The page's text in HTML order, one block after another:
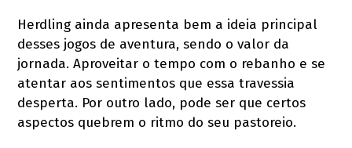
Herdling ainda apresenta bem a ideia principal
desses jogos de aventura, sendo o valor da
jornada. Aproveitar o tempo com o rebanho e se
atentar aos sentimentos que essa travessia
desperta. Por outro lado, pode ser que certos
aspectos quebrem o ritmo do seu pastoreio.